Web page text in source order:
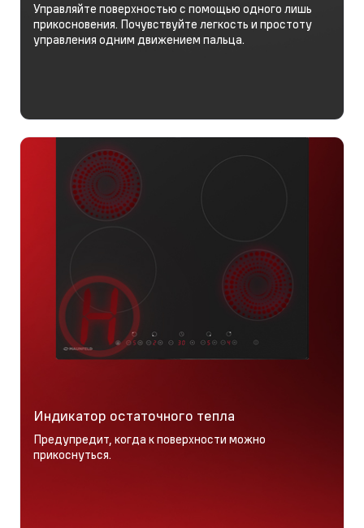
Управляйте поверхностью с помощью одного лишь
прикосновения. Почувствуйте легкость и простоту
управления одним движением пальца.
Индикатор остаточного тепла
Предупредит, когда к поверхности можно
прикоснуться.